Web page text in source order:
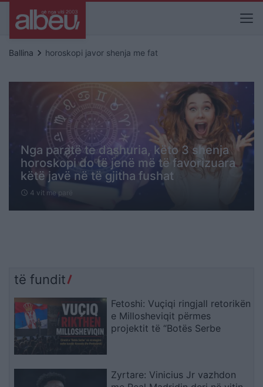
Ballina keyboard_arrow_right horoskopi javor shenja me fat
Nga paratë te dashuria, këto 3 shenja
horoskopi do të jenë më të favorizuara
këtë javë në të gjitha fushat
schedule 4 vit me parë
të fundit
Fetoshi: Vuçiqi ringjall retorikën
e Millosheviqit përmes
projektit të “Botës Serbe
Zyrtare: Vinicius Jr vazhdon